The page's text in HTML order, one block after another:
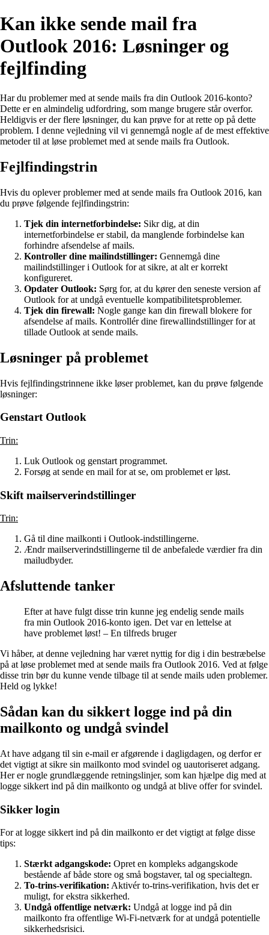
Kan ikke sende mail fra
Outlook 2016: Løsninger og
fejlfinding
Har du problemer med at sende mails fra din Outlook 2016-konto?
Dette er en almindelig udfordring, som mange brugere står overfor.
Heldigvis er der flere løsninger, du kan prøve for at rette op på dette
problem. I denne vejledning vil vi gennemgå nogle af de mest effektive
metoder til at løse problemet med at sende mails fra Outlook.
Fejlfindingstrin
Hvis du oplever problemer med at sende mails fra Outlook 2016, kan
du prøve følgende fejlfindingstrin:
Tjek din internetforbindelse: Sikr dig, at din
internetforbindelse er stabil, da manglende forbindelse kan
forhindre afsendelse af mails.
Kontroller dine mailindstillinger: Gennemgå dine
mailindstillinger i Outlook for at sikre, at alt er korrekt
konfigureret.
Opdater Outlook: Sørg for, at du kører den seneste version af
Outlook for at undgå eventuelle kompatibilitetsproblemer.
Tjek din firewall: Nogle gange kan din firewall blokere for
afsendelse af mails. Kontrollér dine firewallindstillinger for at
tillade Outlook at sende mails.
Løsninger på problemet
Hvis fejlfindingstrinnene ikke løser problemet, kan du prøve følgende
løsninger:
Genstart Outlook
Trin:
Luk Outlook og genstart programmet.
Forsøg at sende en mail for at se, om problemet er løst.
Skift mailserverindstillinger
Trin:
Gå til dine mailkonti i Outlook-indstillingerne.
Ændr mailserverindstillingerne til de anbefalede værdier fra din
mailudbyder.
Afsluttende tanker
Efter at have fulgt disse trin kunne jeg endelig sende mails
fra min Outlook 2016-konto igen. Det var en lettelse at
have problemet løst! – En tilfreds bruger
Vi håber, at denne vejledning har været nyttig for dig i din bestræbelse
på at løse problemet med at sende mails fra Outlook 2016. Ved at følge
disse trin bør du kunne vende tilbage til at sende mails uden problemer.
Held og lykke!
Sådan kan du sikkert logge ind på din
mailkonto og undgå svindel
At have adgang til sin e-mail er afgørende i dagligdagen, og derfor er
det vigtigt at sikre sin mailkonto mod svindel og uautoriseret adgang.
Her er nogle grundlæggende retningslinjer, som kan hjælpe dig med at
logge sikkert ind på din mailkonto og undgå at blive offer for svindel.
Sikker login
For at logge sikkert ind på din mailkonto er det vigtigt at følge disse
tips:
Stærkt adgangskode: Opret en kompleks adgangskode
bestående af både store og små bogstaver, tal og specialtegn.
To-trins-verifikation: Aktivér to-trins-verifikation, hvis det er
muligt, for ekstra sikkerhed.
Undgå offentlige netværk: Undgå at logge ind på din
mailkonto fra offentlige Wi-Fi-netværk for at undgå potentielle
sikkerhedsrisici.